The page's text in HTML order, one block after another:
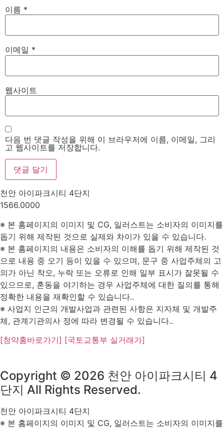
이름 *
이메일 *
웹사이트
다음 번 댓글 작성을 위해 이 브라우저에 이름, 이메일, 그리
고 웹사이트를 저장합니다.
천안 아이파크시티 4단지
1566.0000
※ 본 홈페이지의 이미지 및 CG, 일러스트는 소비자의 이미지를
돕기 위해 제작된 것으로 실제와 차이가 있을 수 있습니다.
※ 본 홈페이지의 내용은 소비자의 이해를 돕기 위해 제작된 것
으로 내용 중 오기 등이 있을 수 있으며, 문구 중 사업주체의 고
의가 아닌 착오, 누락 또는 오류로 인해 일부 표시가 잘못될 수
있으므로, 혼동을 야기하는 경우 사업주체에 대한 질의를 통해
정확한 내용을 재확인할 수 있습니다..
※ 사업지 인근의 개발사업과 관련된 사항은 지자체 및 개발주
체, 관계기관의사 정에 따라 변경될 수 있습니다..
[청약홈바로가기] [국토교통부 실거래가]
Copyright © 2026 천안 아이파크시티 4
단지 All Rights Reserved.
천안 아이파크시티 4단지
※ 본 홈페이지의 이미지 및 CG, 일러스트는 소비자의 이미지를